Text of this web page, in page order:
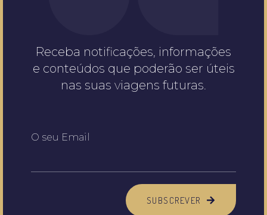
Receba notificações, informações
e conteúdos que poderão ser úteis
nas suas viagens futuras.
O seu Email
SUBSCREVER